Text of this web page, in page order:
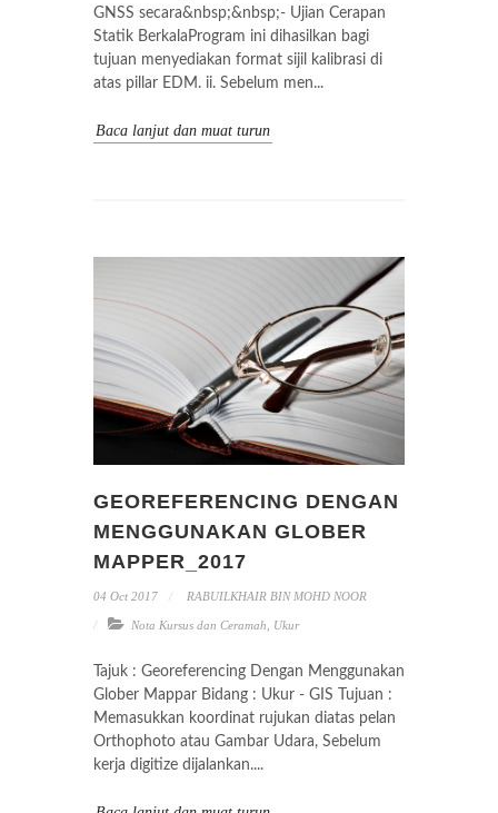
GNSS secara&nbsp;&nbsp;- Ujian Cerapan
Statik BerkalaProgram ini dihasilkan bagi
tujuan menyediakan format sijil kalibrasi di
atas pillar EDM. ii. Sebelum men...
Baca lanjut dan muat turun
GEOREFERENCING DENGAN
MENGGUNAKAN GLOBER
MAPPER_2017
04 Oct 2017 RABUILKHAIR BIN MOHD NOOR
Nota Kursus dan Ceramah Ukur
Tajuk : Georeferencing Dengan Menggunakan
Glober Mappar Bidang : Ukur - GIS Tujuan :
Memasukkan koordinat rujukan diatas pelan
Orthophoto atau Gambar Udara, Sebelum
kerja digitize dijalankan....